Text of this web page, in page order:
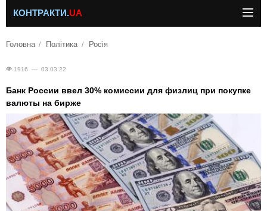
КОНТРАКТИ.UA
Головна Політика Росія
1916 — 03.03.22
Банк России ввел 30% комиссии для физлиц при покупке
валюты на бирже